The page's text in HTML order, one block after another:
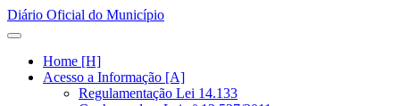
Diário Oficial do Município
Home [H]
Acesso a Informação [A]
Regulamentação Lei 14.133